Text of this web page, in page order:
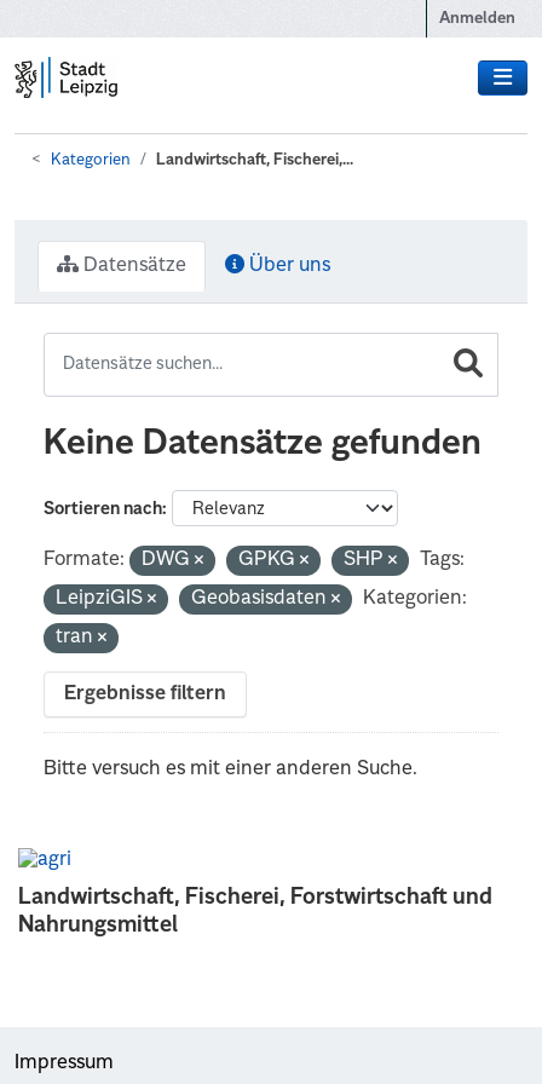
Anmelden
Kategorien Landwirtschaft, Fischerei,...
Landwirtschaft, Fischerei, Forstwirtschaft und
Nahrungsmittel
Datensätze Über uns
Keine Datensätze gefunden
Sortieren nach
Formate: DWG GPKG SHP
Tags:
LeipziGIS
Geobasisdaten
Kategorien:
tran
Ergebnisse filtern
Bitte versuch es mit einer anderen Suche.
Impressum